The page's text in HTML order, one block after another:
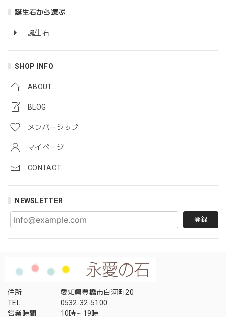
誕生石から選ぶ
誕生石
SHOP INFO
ABOUT
BLOG
メンバーシップ
マイページ
CONTACT
NEWSLETTER
登録
住所
愛知県豊橋市白河町20
TEL
0532-32-5100
営業時間
10時～19時